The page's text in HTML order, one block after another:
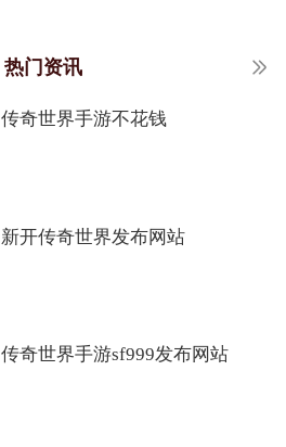
热门资讯
传奇世界手游不花钱
新开传奇世界发布网站
传奇世界手游sf999发布网站